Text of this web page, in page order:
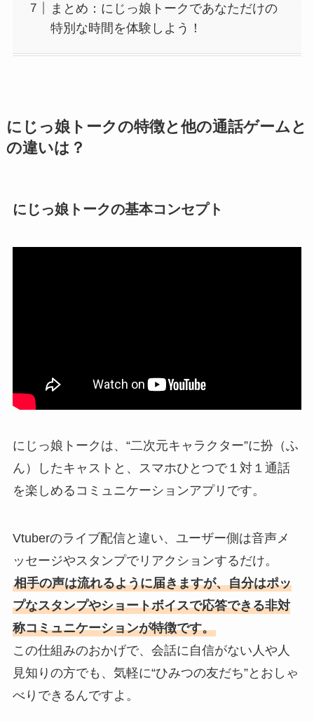
まとめ：にじっ娘トークであなただけの
特別な時間を体験しよう！
にじっ娘トークの特徴と他の通話ゲームと
の違いは？
にじっ娘トークの基本コンセプト
にじっ娘トークは、“二次元キャラクター”に扮（ふ
ん）したキャストと、スマホひとつで１対１通話
を楽しめるコミュニケーションアプリです。
Vtuberのライブ配信と違い、ユーザー側は音声メ
ッセージやスタンプでリアクションするだけ。
相手の声は流れるように届きますが、自分はポッ
プなスタンプやショートボイスで応答できる非対
称コミュニケーションが特徴です。
この仕組みのおかげで、会話に自信がない人や人
見知りの方でも、気軽に“ひみつの友だち”とおしゃ
べりできるんですよ。